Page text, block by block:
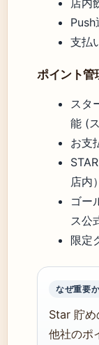
支払
ポイント管
スタ
能 (
お支
店内
ゴー
ス公
限定
なぜ重要
Star 貯
他社のポ